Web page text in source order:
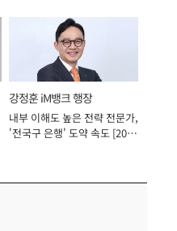
강정훈 iM뱅크 행장
내부 이해도 높은 전략 전문가,
'전국구 은행' 도약 속도 [2026